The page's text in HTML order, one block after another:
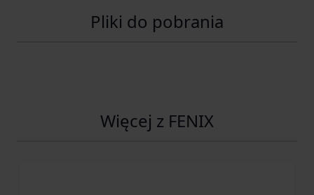
Pliki do pobrania
Więcej z FENIX